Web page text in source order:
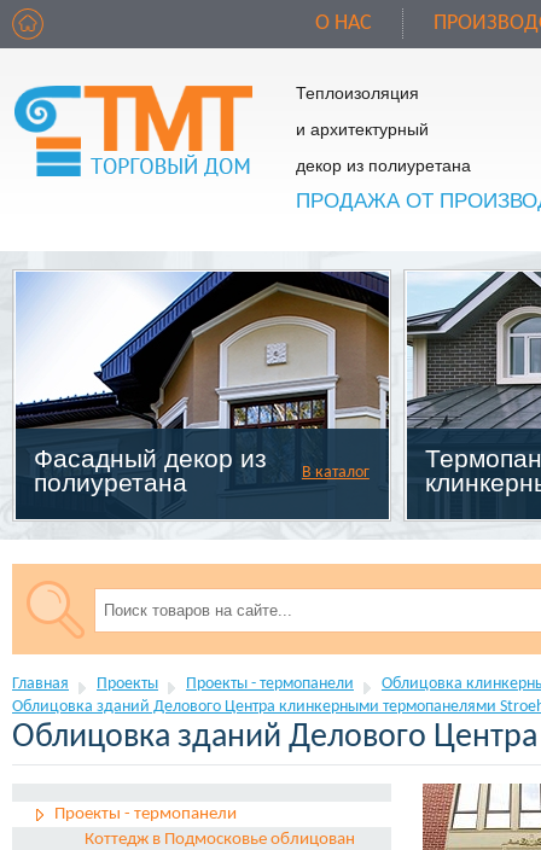
О НАС
Теплоизоляция
и архитектурный
декор из полиуретана
ПРОДАЖА ОТ
Фасадный декор из
полиуретана
В каталог
Главная Проекты Проекты - термопанели
Облицовка
Облицовка зданий Делового Центра клинкерными термопанелями
Облицовка зданий Делового
Проекты - термопанели
Коттедж в Подмоcковье облицован